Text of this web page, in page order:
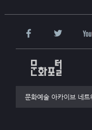
문화예술 아카이브 네트